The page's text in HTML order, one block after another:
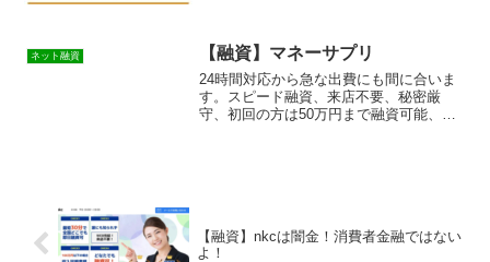
ネット融資 【融資】マネーサプリ
24時間対応から急な出費にも間に合いま
す。スピード融資、来店不要、秘密厳
守、初回の方は50万円まで融資可能、他
【融資】nkcは闇金！消費者金融ではない
よ！